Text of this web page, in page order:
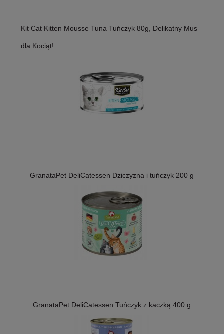
Kit Cat Kitten Mousse Tuna Tuńczyk 80g, Delikatny Mus
dla Kociąt!
GranataPet DeliCatessen Dziczyzna i tuńczyk 200 g
GranataPet DeliCatessen Tuńczyk z kaczką 400 g